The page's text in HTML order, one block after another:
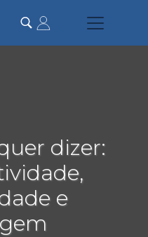
dizer:
e